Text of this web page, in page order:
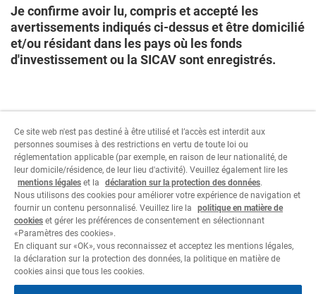
Je confirme avoir lu, compris et accepté les
avertissements indiqués ci-dessus et être domicilié
et/ou résidant dans les pays où les fonds
d'investissement ou la SICAV sont enregistrés.
Pour continuer, sélectionner les paramètres relatifs
au type d'utilisateur.
J'accepte
Je refuse
Ce site web n'est pas destiné à être utilisé et l’accès est interdit aux
personnes soumises à des restrictions en vertu de toute loi ou
réglementation applicable (par exemple, en raison de leur nationalité, de
leur domicile/résidence, de leur lieu d'activité). Veuillez également lire les
mentions légales et la déclaration sur la protection des données.
Nous utilisons des cookies pour améliorer votre expérience de navigation et
fournir un contenu personnalisé. Veuillez lire la
politique en matière de
cookies et gérer les préférences de consentement en sélectionnant
«Paramètres des cookies».
En cliquant sur «OK», vous reconnaissez et acceptez les mentions légales,
la déclaration sur la protection des données, la politique en matière de
cookies ainsi que tous les cookies.